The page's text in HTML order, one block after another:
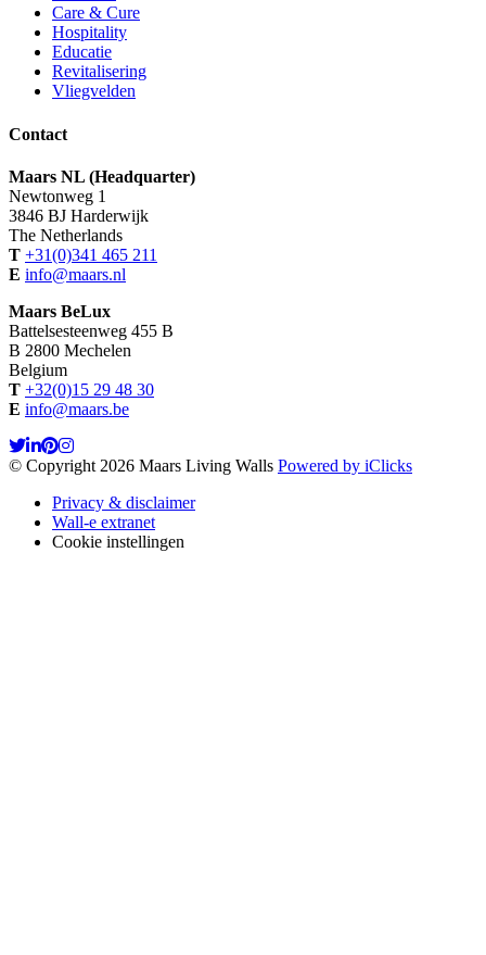
Care & Cure
Hospitality
Educatie
Revitalisering
Vliegvelden
Contact
Maars NL (Headquarter)
Newtonweg 1
3846 BJ Harderwijk
The Netherlands
T +31(0)341 465 211
E info@maars.nl
Maars BeLux
Battelsesteenweg 455 B
B 2800 Mechelen
Belgium
T +32(0)15 29 48 30
E info@maars.be
© Copyright 2026 Maars Living Walls Powered by iClicks
Privacy & disclaimer
Wall-e extranet
Cookie instellingen